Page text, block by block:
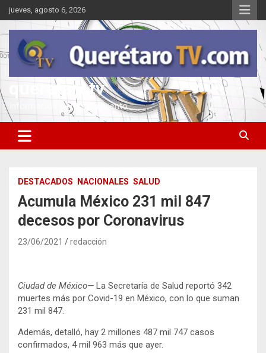
Saltar
al
contenido
jueves, agosto 6, 2026
queretarotv
Información y entretenimiento
DESTACADOS NACIONALES SALUD
Acumula México 231 mil 847
decesos por Coronavirus
23/06/2021 redacción
Ciudad de México— La Secretaría de Salud reportó 342
muertes más por Covid-19 en México, con lo que suman
231 mil 847.
Además, detalló, hay 2 millones 487 mil 747 casos
confirmados, 4 mil 963 más que ayer.